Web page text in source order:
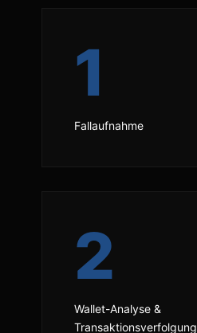
1
Fallaufnahme
2
Wallet-Analyse &
Transaktionsverfolgung